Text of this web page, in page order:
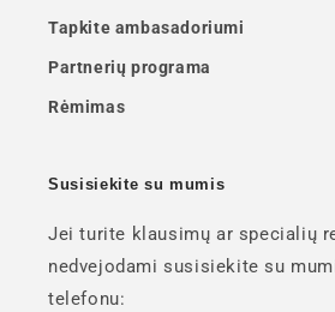
Tapkite ambasadoriumi
Partnerių programa
Rėmimas
Susisiekite su mumis
Jei turite klausimų ar specialių
nedvejodami susisiekite su
telefonu: